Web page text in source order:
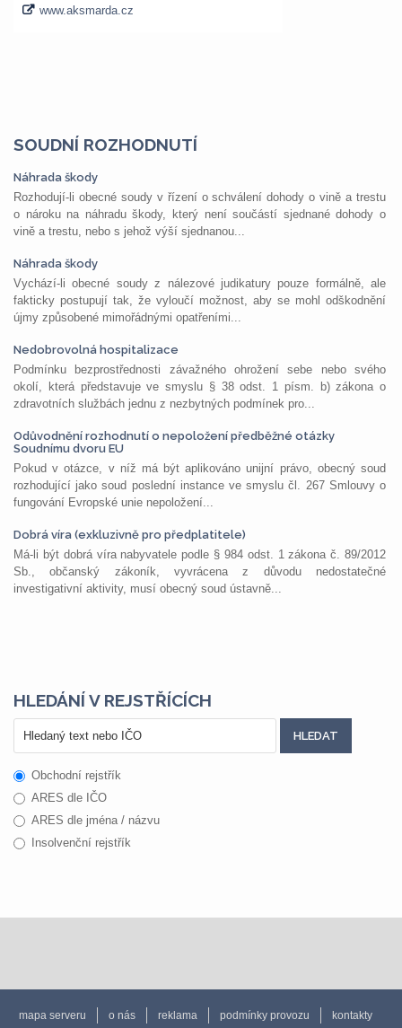
SOUDNÍ ROZHODNUTÍ
Náhrada škody
Rozhodují-li obecné soudy v řízení o schválení dohody o vině a trestu
o nároku na náhradu škody, který není součástí sjednané dohody o
vině a trestu, nebo s jehož výší sjednanou...
Náhrada škody
Vychází-li obecné soudy z nálezové judikatury pouze formálně, ale
fakticky postupují tak, že vyloučí možnost, aby se mohl odškodnění
újmy způsobené mimořádnými opatřeními...
Nedobrovolná hospitalizace
Podmínku bezprostřednosti závažného ohrožení sebe nebo svého
okolí, která představuje ve smyslu § 38 odst. 1 písm. b) zákona o
zdravotních službách jednu z nezbytných podmínek pro...
Odůvodnění rozhodnutí o nepoložení předběžné otázky
Soudnímu dvoru EU
Pokud v otázce, v níž má být aplikováno unijní právo, obecný soud
rozhodující jako soud poslední instance ve smyslu čl. 267 Smlouvy o
fungování Evropské unie nepoložení...
Dobrá víra (exkluzivně pro předplatitele)
Má-li být dobrá víra nabyvatele podle § 984 odst. 1 zákona č. 89/2012
Sb., občanský zákoník, vyvrácena z důvodu nedostatečné
investigativní aktivity, musí obecný soud ústavně...
HLEDÁNÍ V REJSTŘÍCÍCH
Obchodní rejstřík
ARES dle IČO
ARES dle jména / názvu
Insolvenční rejstřík
mapa serveru o nás reklama podmínky provozu kontakty